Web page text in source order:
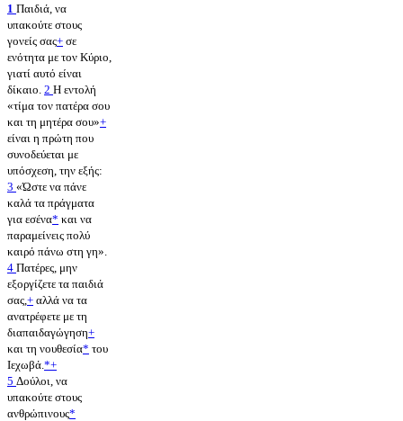
1 Παιδιά, να
υπακούτε στους
γονείς σας+ σε
ενότητα με τον Κύριο,
γιατί αυτό είναι
δίκαιο. 2 Η εντολή
«τίμα τον πατέρα σου
και τη μητέρα σου»+
είναι η πρώτη που
συνοδεύεται με
υπόσχεση, την εξής:
3 «Ώστε να πάνε
καλά τα πράγματα
για εσένα* και να
παραμείνεις πολύ
καιρό πάνω στη γη».
4 Πατέρες, μην
εξοργίζετε τα παιδιά
σας, + αλλά να τα
ανατρέφετε με τη
διαπαιδαγώγηση+
και τη νουθεσία* του
Ιεχωβά. *+
5 Δούλοι, να
υπακούτε στους
ανθρώπινους*